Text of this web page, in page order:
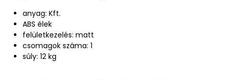
anyag: Kft.
ABS élek
felületkezelés: matt
csomagok száma: 1
súly: 12 kg